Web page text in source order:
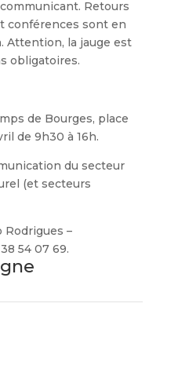
Retours
conférences sont en
Attention, la jauge est
obligatoires.
de Bourges, place
de 9h30 à 16h.
du secteur
(et secteurs
Rodrigues –
54 07 69.